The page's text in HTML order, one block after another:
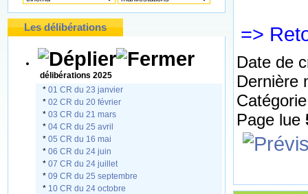
Les délibérations
délibérations 2025
* 01 CR du 23 janvier
* 02 CR du 20 février
* 03 CR du 21 mars
* 04 CR du 25 avril
* 05 CR du 16 mai
* 06 CR du 24 juin
* 07 CR du 24 juillet
* 09 CR du 25 septembre
* 10 CR du 24 octobre
=>
Date de
Dernière
Page lue